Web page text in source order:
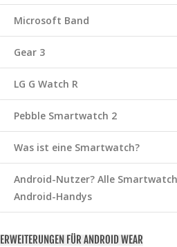
Microsoft Band
Gear 3
LG G Watch R
Pebble Smartwatch 2
Was ist eine Smartwatch?
Android-Nutzer? Alle
Android-Handys
ERWEITERUNGEN FÜR ANDROID WEAR